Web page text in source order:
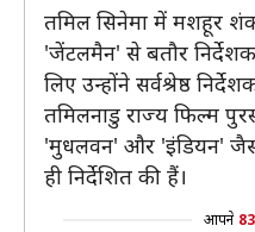
तमिल सिनेमा में मशहूर
'जेंटलमैन' से बतौर
लिए उन्होंने सर्वश्रेष्ठ
तमिलनाडु राज्य फिल्म
'मुधलवन' और 'इंडियन'
ही निर्देशित की हैं।
आपने